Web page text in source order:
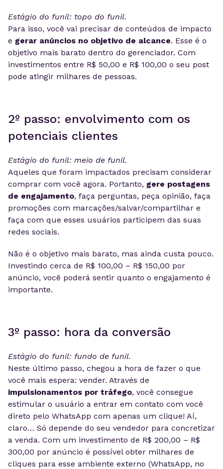
Estágio do funil: topo do funil.
Para isso, você vai precisar de conteúdos de impacto
e gerar anúncios no objetivo de alcance. Esse é o
objetivo mais barato dentro do gerenciador. Com
investimentos entre R$ 50,00 e R$ 100,00 o seu post
pode atingir milhares de pessoas.
2º passo: envolvimento com os
potenciais clientes
Estágio do funil: meio de funil.
Aqueles que foram impactados precisam considerar
comprar com você agora. Portanto, gere postagens
de engajamento, faça perguntas, peça opinião, faça
promoções com marcações/salvar/compartilhar e
faça com que esses usuários participem das suas
redes sociais.
Não é o objetivo mais barato, mas ainda custa pouco.
Investindo cerca de R$ 100,00 – R$ 150,00 por
anúncio, você poderá sentir quanto o engajamento é
importante.
3º passo: hora da conversão
Estágio do funil: fundo de funil.
Neste último passo, chegou a hora de fazer o que
você mais espera: vender. Através de
impulsionamentos por tráfego, você consegue
estimular o usuário a entrar em contato com você
direto pelo WhatsApp com apenas um clique! Aí,
claro… Só depende do seu vendedor para concretizar
a venda. Com um investimento de R$ 200,00 – R$
300,00 por anúncio é possível obter milhares de
cliques para esse ambiente externo (WhatsApp, no